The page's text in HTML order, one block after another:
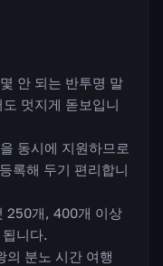
안 되는 반투명 말
멋지게 돋보입니
동시에 지원하므로
록해 두기 편리합니
250개, 400개 이상
니다.
의 분노 시간 여행